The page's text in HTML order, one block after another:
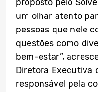
proposto pelo
um olhar atento
pessoas que nele
questões como
bem-estar”,
Diretora Executiva
responsável pela